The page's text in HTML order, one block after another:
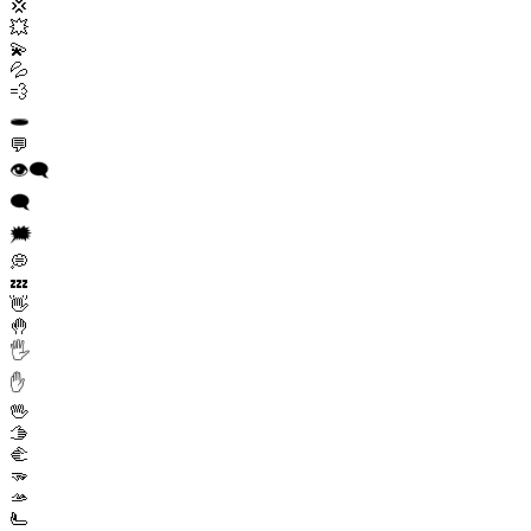
💢
💥
💫
💦
💨
🕳️
💬
👁️‍🗨️
🗨️
🗯️
💭
💤
👋
🤚
🖐️
✋
🖖
🫱
🫲
🫳
🫴
🫷